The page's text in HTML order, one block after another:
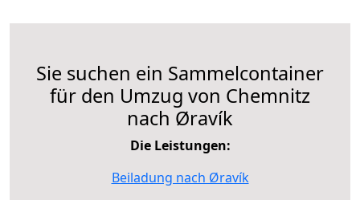
Sie suchen ein Sammelcontainer
für den Umzug von Chemnitz
nach Øravík
Die Leistungen:
Beiladung nach Øravík